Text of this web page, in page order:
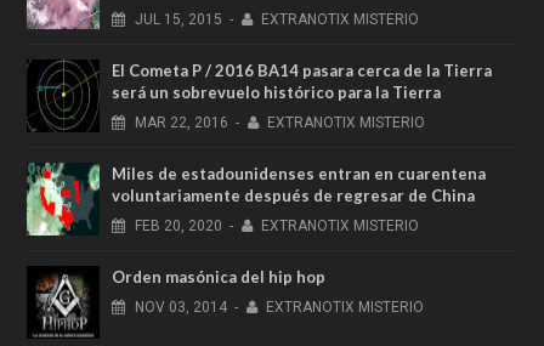
JUL 15, 2015 - EXTRANOTIX MISTERIO
El Cometa P / 2016 BA14 pasara cerca de la Tierra
será un sobrevuelo histórico para la Tierra
MAR 22, 2016 - EXTRANOTIX MISTERIO
Miles de estadounidenses entran en cuarentena
voluntariamente después de regresar de China
FEB 20, 2020 - EXTRANOTIX MISTERIO
Orden masónica del hip hop
NOV 03, 2014 - EXTRANOTIX MISTERIO